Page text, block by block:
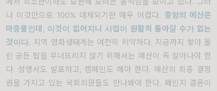
나 이것만으로 100% 대체되기란 매우 어렵다. 중앙의 예산은
마중물인데 , 이것이 없어지니 사업이 원활히 돌아갈 수가 없는
것이다. 지역 영화생태계는 여전히 허약하다. 지금까지 쌓아 올
린 공든 탑을 무너뜨리지 않기 위해서는 예산이 꼭 살아나야 한
다. 성명서도 발표하고, 캠페인도 해야 한다. 예산의 최종 결정
권을 가지고 있는 국회의원들도 만나봐야 한다. 왜인지 결론이